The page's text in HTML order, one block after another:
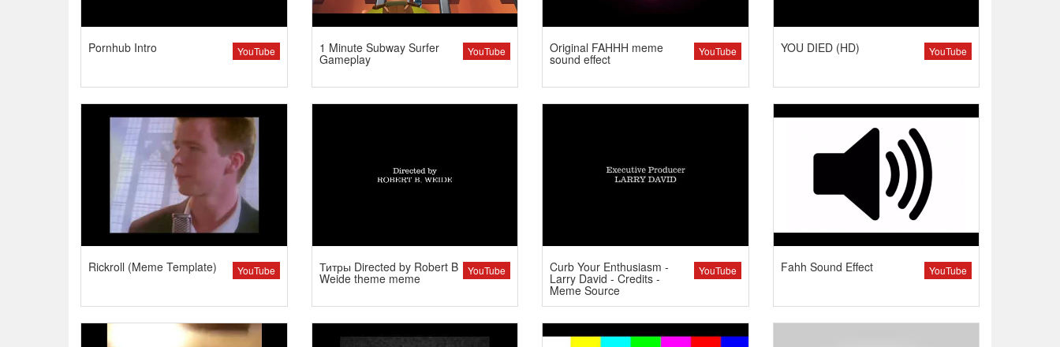
YouTube
Pornhub Intro YouTube
1 Minute Subway Surfer
Gameplay
YouTube
Original FAHHH meme
sound effect
YouTube
YOU DIED (HD)
YouTube
Rickroll (Meme Template) YouTube
Титры Directed by Robert B
Weide theme meme
YouTube
Curb Your Enthusiasm -
Larry David - Credits -
Meme Source
YouTube
Fahh Sound Effect